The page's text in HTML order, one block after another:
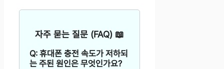
자주 묻는 질문 (FAQ) 📖
Q: 휴대폰 충전 속도가 저하되
는 주된 원인은 무엇인가요?